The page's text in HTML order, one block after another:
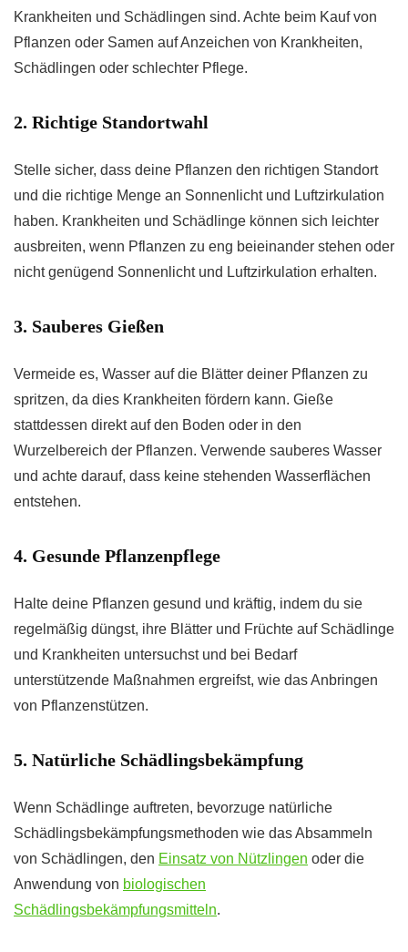
Krankheiten und Schädlingen sind. Achte beim Kauf von
Pflanzen oder Samen auf Anzeichen von Krankheiten,
Schädlingen oder schlechter Pflege.
2. Richtige Standortwahl
Stelle sicher, dass deine Pflanzen den richtigen Standort
und die richtige Menge an Sonnenlicht und Luftzirkulation
haben. Krankheiten und Schädlinge können sich leichter
ausbreiten, wenn Pflanzen zu eng beieinander stehen oder
nicht genügend Sonnenlicht und Luftzirkulation erhalten.
3. Sauberes Gießen
Vermeide es, Wasser auf die Blätter deiner Pflanzen zu
spritzen, da dies Krankheiten fördern kann. Gieße
stattdessen direkt auf den Boden oder in den
Wurzelbereich der Pflanzen. Verwende sauberes Wasser
und achte darauf, dass keine stehenden Wasserflächen
entstehen.
4. Gesunde Pflanzenpflege
Halte deine Pflanzen gesund und kräftig, indem du sie
regelmäßig düngst, ihre Blätter und Früchte auf Schädlinge
und Krankheiten untersuchst und bei Bedarf
unterstützende Maßnahmen ergreifst, wie das Anbringen
von Pflanzenstützen.
5. Natürliche Schädlingsbekämpfung
Wenn Schädlinge auftreten, bevorzuge natürliche
Schädlingsbekämpfungsmethoden wie das Absammeln
von Schädlingen, den Einsatz von Nützlingen oder die
Anwendung von biologischen
Schädlingsbekämpfungsmitteln.